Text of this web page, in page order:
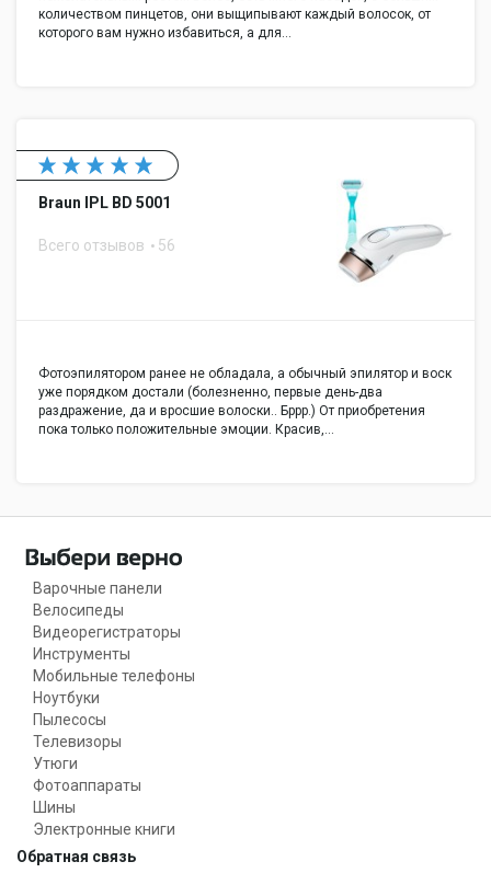
количеством пинцетов, они выщипывают каждый волосок, от
которого вам нужно избавиться, а для…
Braun IPL BD 5001
Всего отзывов 56
Фотоэпилятором ранее не обладала, а обычный эпилятор и воск
уже порядком достали (болезненно, первые день-два
раздражение, да и вросшие волоски.. Бррр.) От приобретения
пока только положительные эмоции. Красив,…
Варочные панели
Велосипеды
Видеорегистраторы
Инструменты
Мобильные телефоны
Ноутбуки
Пылесосы
Телевизоры
Утюги
Фотоаппараты
Шины
Электронные книги
Обратная связь